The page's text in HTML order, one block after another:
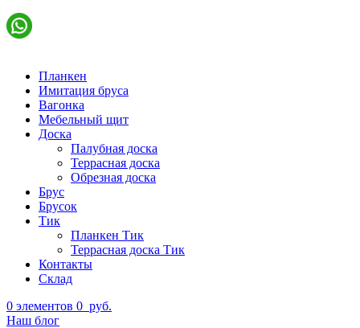
Планкен
Имитация бруса
Вагонка
Мебельный щит
Доска
Палубная доска
Террасная доска
Обрезная доска
Брус
Брусок
Тик
Планкен Тик
Террасная доска Тик
Контакты
Склад
0 элементов 0 руб.
Наш блог